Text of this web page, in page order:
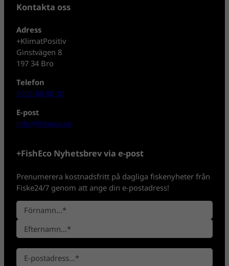
Kontakta oss
Adress
+KlimatPositiv
Ginstvägen 8
197 34 Bro
Telefon
0702-08 80 30
E-post
info@fisheco.se
+FishEco Nyhetsbrev via e-post
Prenumerera kostnadsfritt på dagliga fiskenyheter från
Fiske24/7 genom att ange din e-postadress!
N
a
n
*
F
ö
r
E